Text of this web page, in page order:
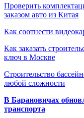
Проверить
заказом авто из Китая
Как соотнести
Как заказать
ключ в Москве
Строительство
любой сложности
В Барановичах
транспорта